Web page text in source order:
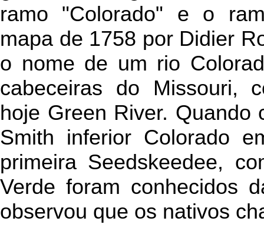
ramo "Colorado" e o
mapa de 1758 por Didier
o nome de um rio
cabeceiras do Missouri,
hoje Green River. Quando
Smith inferior Colorado
primeira Seedskeedee,
Verde foram conhecidos
observou que os nativos